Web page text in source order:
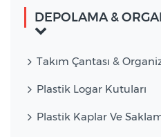
DEPOLAMA &
Takım Çantası &
Plastik Logar Kutuları
Plastik Kaplar Ve